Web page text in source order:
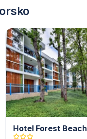
Hotel Forest Beach